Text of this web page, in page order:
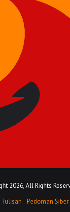
2026, All Rights
Pedoman Siber